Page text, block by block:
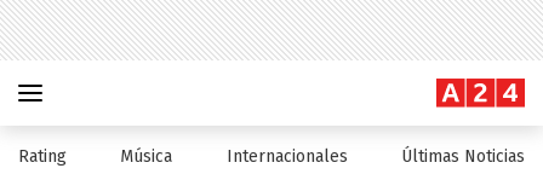
Rating Música Internacionales Últimas Noticias